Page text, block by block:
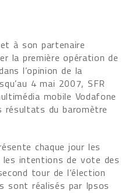
à son partenaire
la première opération de
l’opinion de la
4 mai 2007, SFR
mobile Vodafone
résultats du baromètre
chaque jour les
les intentions de vote des
tour de l’élection
sont réalisés par Ipsos